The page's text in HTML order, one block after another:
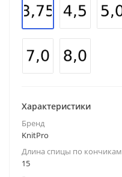
Характеристики
Бренд
KnitPro
Длина спицы по кончикам
15